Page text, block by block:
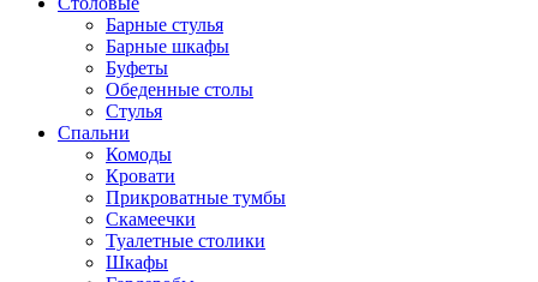
Барные стулья
Барные шкафы
Буфеты
Обеденные столы
Стулья
Спальни
Комоды
Кровати
Прикроватные тумбы
Скамеечки
Туалетные столики
Шкафы